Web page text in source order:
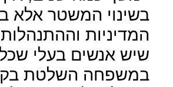
בשינוי המשטר אלא
המדיניות
שיש אנשים בעלי שכל
במשפחה השלטת